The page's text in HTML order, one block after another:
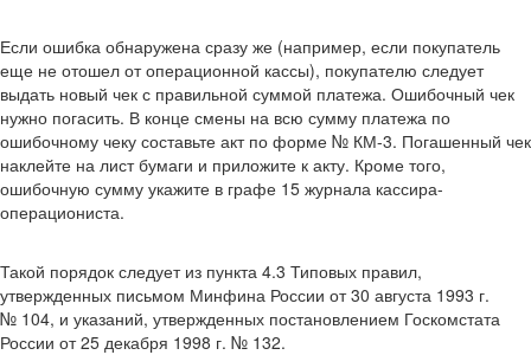
Если ошибка обнаружена сразу же (например, если покупатель
еще не отошел от операционной кассы), покупателю следует
выдать новый чек с правильной суммой платежа. Ошибочный чек
нужно погасить. В конце смены на всю сумму платежа по
ошибочному чеку составьте акт по форме № КМ-3. Погашенный чек
наклейте на лист бумаги и приложите к акту. Кроме того,
ошибочную сумму укажите в графе 15 журнала кассира-
операциониста.
Такой порядок следует из пункта 4.3 Типовых правил,
утвержденных письмом Минфина России от 30 августа 1993 г.
№ 104, и указаний, утвержденных постановлением Госкомстата
России от 25 декабря 1998 г. № 132.